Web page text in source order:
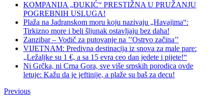
KOMPANIJA „ĐUKIĆ“ PRESTIŽNA U PRUŽANJU
POGREBNIH USLUGA!
Plaža na Jadranskom moru koju nazivaju „Havajima“:
Tirkizno more i beli šljunak ostavljaju bez daha!
Zanzibar – Vodič za putovanje na ’’Ostrvo začina’’
VIJETNAM: Predivna destinacija iz snova za male pare:
„Ležaljke su 1 €, a sa 15 evra ceo dan jedete i pijete!“
Ni Grčka, ni Crna Gora, sve više srpskih porodica ovde
letuje: Kažu da je jeftinije, a plaže su baš za decu!
Previous